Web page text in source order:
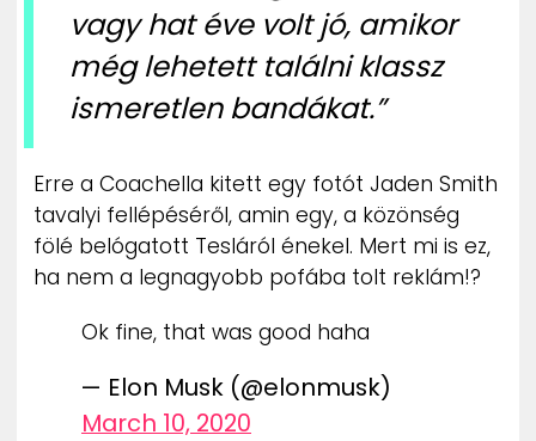
vagy hat éve volt jó, amikor
még lehetett találni klassz
ismeretlen bandákat.”
Erre a Coachella kitett egy fotót Jaden Smith
tavalyi fellépéséről, amin egy, a közönség
fölé belógatott Tesláról énekel. Mert mi is ez,
ha nem a legnagyobb pofába tolt reklám!?
Ok fine, that was good haha
— Elon Musk (@elonmusk)
March 10, 2020